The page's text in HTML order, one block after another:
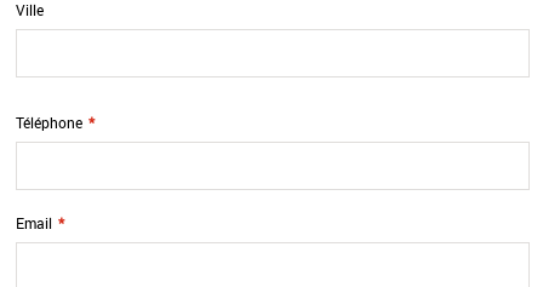
Ville
Téléphone *
Email *